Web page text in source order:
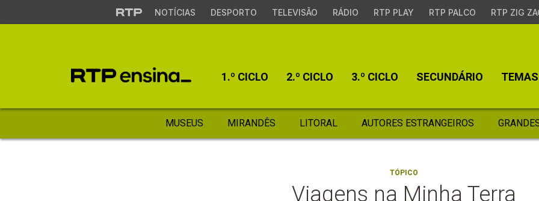
NOTÍCIAS DESPORTO TELEVISÃO RÁDIO RTP PLAY RTP PALCO RTP ZIG
1.º CICLO 2.º CICLO 3.º CICLO SECUNDÁRIO TEMAS
MUSEUS MIRANDÊS LITORAL AUTORES ESTRANGEIROS
TÓPICO
Viagens na Minha Terra